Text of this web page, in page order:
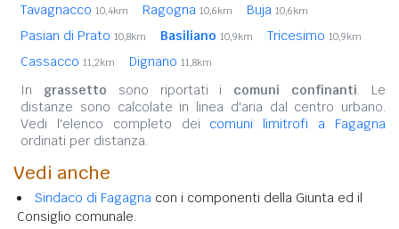
Tavagnacco 10,4km Ragogna 10,6km Buja 10,6km
Pasian di Prato 10,8km Basiliano 10,9km Tricesimo 10,9km
Cassacco 11,2km Dignano 11,8km
In grassetto sono riportati i comuni confinanti. Le
distanze sono calcolate in linea d'aria dal centro urbano.
Vedi l'elenco completo dei comuni limitrofi a Fagagna
ordinati per distanza.
Vedi anche
Sindaco di Fagagna con i componenti della Giunta ed il
Consiglio comunale.